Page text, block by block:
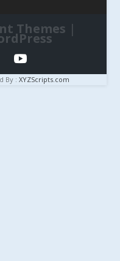
Themes |
By : XYZScripts.com